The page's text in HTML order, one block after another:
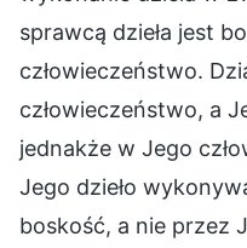
sprawcą dzieła jest
człowieczeństwo.
człowieczeństwo, a
jednakże w Jego
Jego dzieło
boskość, a nie przez